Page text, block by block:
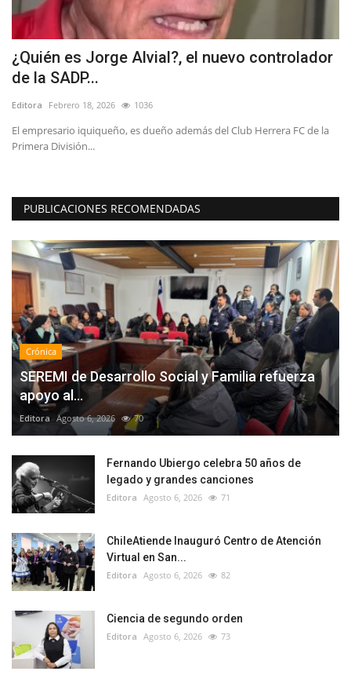
¿Quién es Jorge Alvial?, el nuevo controlador
de la SADP...
Editora Febrero 18, 2026 1036
El empresario iquiqueño, es dueño además del Club Herrera FC de la
Primera División...
PUBLICACIONES RECOMENDADAS
Crónica
SEREMI de Desarrollo Social y Familia refuerza
apoyo al...
Editora Agosto 6, 2026 70
Fernando Ubiergo celebra 50 años de
legado y grandes canciones
Editora Agosto 6, 2026 71
ChileAtiende Inauguró Centro de Atención
Virtual en San...
Editora Agosto 6, 2026 82
Ciencia de segundo orden
Editora Agosto 6, 2026 73